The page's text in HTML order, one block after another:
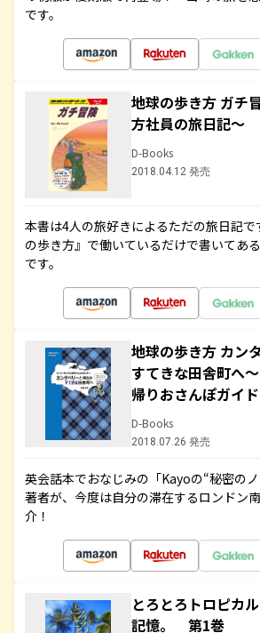
です。
地球の歩き方 ガチ
方社員の旅日記～
D-Books
2018.04.12 発売
本書は4人の旅好きによるただの旅日記で
の歩き方』で働いているだけで書いてあ
です。
地球の歩き方 カン
すてきな田舎町へ
帰りおさんぽガイ
D-Books
2018.07.26 発売
英会話本でおなじみの「Kayoの“秘密の
著者が、今度は自分の滞在するロンドン
介！
とろとろトロピカ
記憶。 第1巻